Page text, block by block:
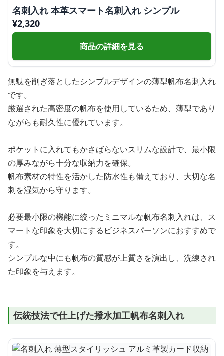
名刺入れ 本革スマート名刺入れ シンプル
¥2,320
商品の詳細を見る
無駄を削ぎ落としたシンプルデザインの薄型帆布名刺入れ
です。
厳選された高密度の帆布を使用しているため、薄型であり
ながらも耐久性に優れています。
ポケットに入れてもかさばらないスリムな設計で、最小限
の厚みながら十分な収納力を確保。
帆布素材の特性を活かした防水性も備えており、大切な名
刺を湿気から守ります。
必要最小限の機能に絞ったミニマルな帆布名刺入れは、ス
マートな印象を大切にするビジネスパーソンにおすすめで
す。
シンプルな中にも帆布の質感が上質さを演出し、洗練され
た印象を与えます。
伝統技法で仕上げた撥水加工帆布名刺入れ